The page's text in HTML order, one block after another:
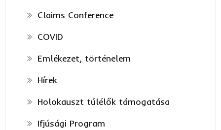
Claims Conference
COVID
Emlékezet, történelem
Hírek
Holokauszt túlélők támogatása
Ifjúsági Program